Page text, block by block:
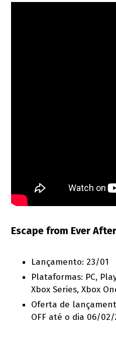
Escape from Ever After
Lançamento: 23/01
Plataformas: PC,
Xbox Series, Xbox
Oferta de
OFF até o dia 06/02/